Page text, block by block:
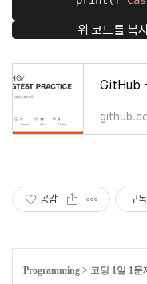
위 코드를 복
공감 구
'Programming > 코딩 1일 1문